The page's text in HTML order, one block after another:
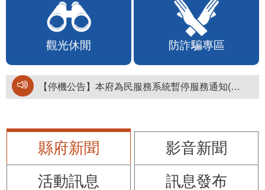
觀光休閒 防詐騙專區
【停機公告】本府為民服務系統暫停服務通知(停止服務時間：115年8月6日17時至19時)
縣府新聞
影音新聞
活動訊息
訊息發布